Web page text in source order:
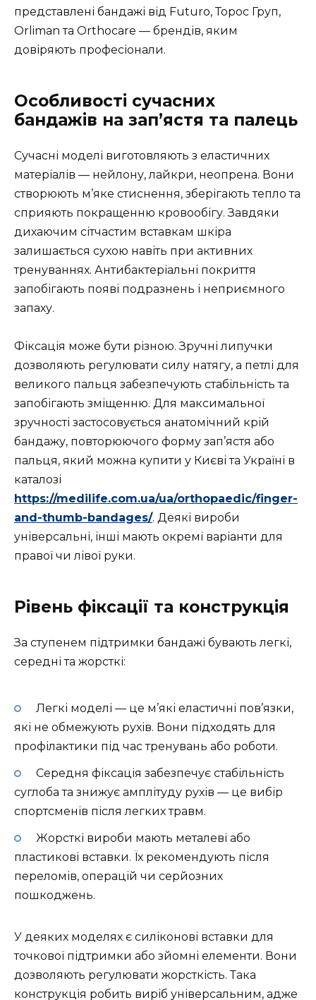
представлені бандажі від Futuro, Торос Груп,
Orliman та Orthocare — брендів, яким
довіряють професіонали.
Особливості сучасних
бандажів на зап’ястя та палець
Сучасні моделі виготовляють з еластичних
матеріалів — нейлону, лайкри, неопрена. Вони
створюють м’яке стиснення, зберігають тепло та
сприяють покращенню кровообігу. Завдяки
дихаючим сітчастим вставкам шкіра
залишається сухою навіть при активних
тренуваннях. Антибактеріальні покриття
запобігають появі подразнень і неприємного
запаху.
Фіксація може бути різною. Зручні липучки
дозволяють регулювати силу натягу, а петлі для
великого пальця забезпечують стабільність та
запобігають зміщенню. Для максимальної
зручності застосовується анатомічний крій
бандажу, повторюючого форму зап’ястя або
пальця, який можна купити у Києві та Україні в
каталозі
https://medilife.com.ua/ua/orthopaedic/finger-
and-thumb-bandages/. Деякі вироби
універсальні, інші мають окремі варіанти для
правої чи лівої руки.
Рівень фіксації та конструкція
За ступенем підтримки бандажі бувають легкі,
середні та жорсткі:
Легкі моделі — це м’які еластичні пов’язки,
які не обмежують рухів. Вони підходять для
профілактики під час тренувань або роботи.
Середня фіксація забезпечує стабільність
суглоба та знижує амплітуду рухів — це вибір
спортсменів після легких травм.
Жорсткі вироби мають металеві або
пластикові вставки. Їх рекомендують після
переломів, операцій чи серйозних
пошкоджень.
У деяких моделях є силіконові вставки для
точкової підтримки або зйомні елементи. Вони
дозволяють регулювати жорсткість. Така
конструкція робить виріб універсальним, адже